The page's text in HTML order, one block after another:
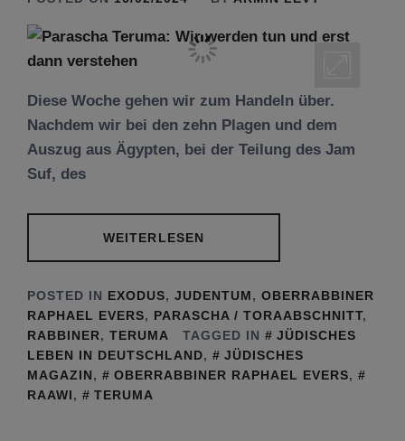
Diese Woche gehen wir zum Handeln über.
Nachdem wir bei den zehn Plagen und dem
Auszug aus Ägypten, bei der Teilung des Jam
Suf, des
WEITERLESEN
POSTED IN EXODUS, JUDENTUM, OBERRABBINER
RAPHAEL EVERS, PARASCHA / TORAABSCHNITT,
RABBINER, TERUMA TAGGED IN
JÜDISCHES
LEBEN IN DEUTSCHLAND,
JÜDISCHES
MAGAZIN, OBERRABBINER RAPHAEL EVERS,
RAAWI, TERUMA